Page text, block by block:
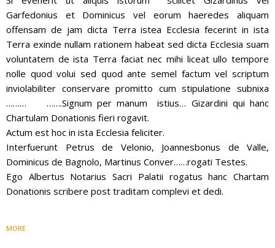
Garfedonius et Dominicus vel eorum haeredes aliquam
offensam de jam dicta Terra istea Ecclesia fecerint in ista
Terra exinde nullam rationem habeat sed dicta Ecclesia suam
voluntatem de ista Terra faciat nec mihi liceat ullo tempore
nolle quod volui sed quod ante semel factum vel scriptum
inviolabiliter conservare promitto cum stipulatione subnixa
……… …….Signum per manum istius… Gizardini qui hanc
Chartulam Donationis fieri rogavit.
Actum est hoc in ista Ecclesia feliciter.
Interfuerunt Petrus de Velonio, Joannesbonus de Valle,
Dominicus de Bagnolo, Martinus Conver……rogati Testes.
Ego Albertus Notarius Sacri Palatii rogatus hanc Chartam
Donationis scribere post traditam complevi et dedi.
MORE